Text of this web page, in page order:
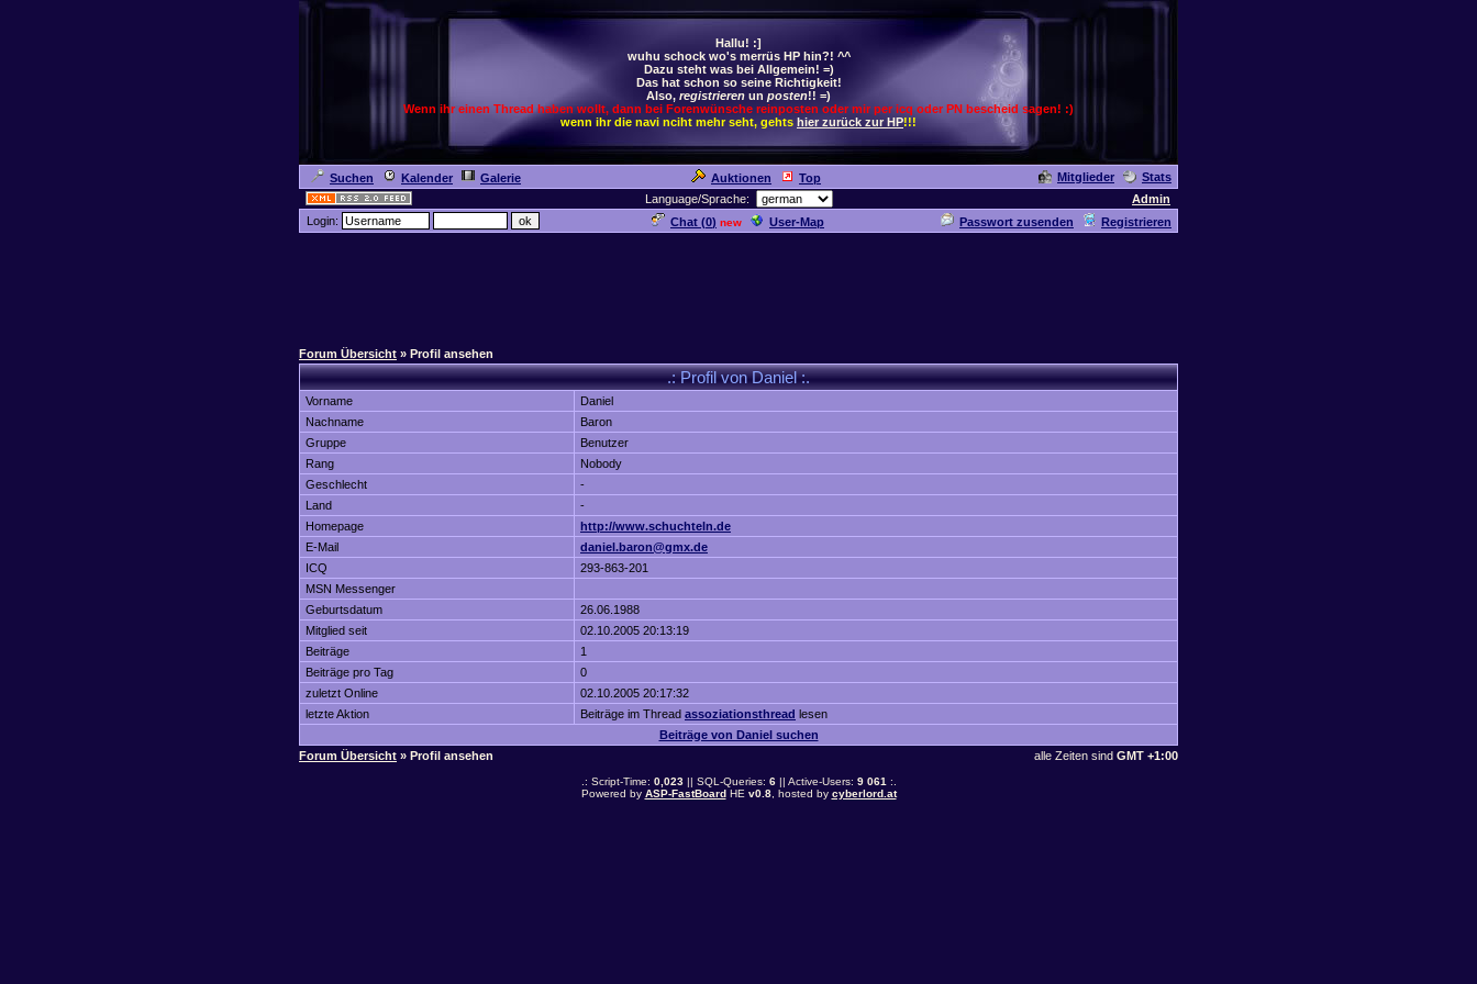
Hallu! :]
wuhu schock wo's merrüs HP hin?! ^^
Dazu steht was bei Allgemein! =)
Das hat schon so seine Richtigkeit!
Also, registrieren un posten!! =)
Wenn ihr einen Thread haben wollt, dann bei Forenwünsche reinposten oder mir per icq oder PN bescheid sagen! :)
wenn ihr die navi nciht mehr seht, gehts hier zurück zur HP!!!
Suchen Kalender Galerie Auktionen Top Mitglieder
Stats
Language/Sprache:
Admin
Login:
Chat (0) new User-Map Passwort zusenden Registrieren
Forum Übersicht » Profil ansehen
.: Profil von Daniel :.
Vorname
Daniel
Nachname
Baron
Gruppe
Benutzer
Rang
Nobody
Geschlecht
-
Land
-
Homepage
http://www.schuchteln.de
E-Mail
daniel.baron@gmx.de
ICQ
293-863-201
MSN Messenger
Geburtsdatum
26.06.1988
Mitglied seit
02.10.2005 20:13:19
Beiträge
1
Beiträge pro Tag
0
zuletzt Online
02.10.2005 20:17:32
letzte Aktion
Beiträge im Thread assoziationsthread lesen
Beiträge von Daniel suchen
Forum Übersicht » Profil ansehen alle Zeiten sind GMT +1:00
.: Script-Time: 0,023|| SQL-Queries: 6|| Active-Users: 9 061 :.
Powered by ASP-FastBoardHE v0.8, hosted by cyberlord.at